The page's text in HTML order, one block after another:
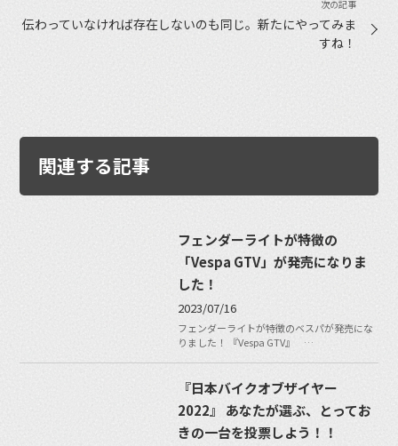
伝わっていなければ存在しないのも同じ。新たにやってみま
すね！
関連する記事
フェンダーライトが特徴の
「Vespa GTV」が発売になりま
した！
2023/07/16
フェンダーライトが特徴のベスパが発売にな
りました！ 『Vespa GTV』 …
『日本バイクオブザイヤー
2022』 あなたが選ぶ、とってお
きの一台を投票しよう！！